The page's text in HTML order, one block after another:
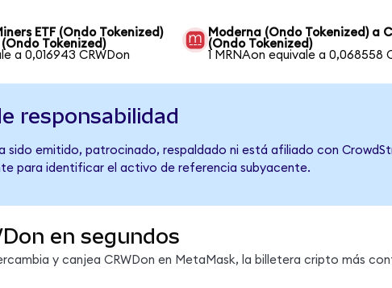
ETF (Ondo Tokenized)
Tokenized)
a 0,016943 CRWDon
Moderna (Ondo Tokenized) a
(Ondo Tokenized)
1 MRNAon equivale a 0,068558
responsabilidad
sido emitido, patrocinado, respaldado ni está afiliado con
para identificar el activo de referencia subyacente.
en segundos
y canjea CRWDon en MetaMask, la billetera cripto más